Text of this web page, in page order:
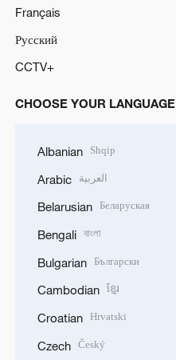
Français
Русский
CCTV+
CHOOSE YOUR LANGUAGE
Albanian Shqip
Arabic العربية
Belarusian Беларуская
Bengali বাংলা
Bulgarian Български
Cambodian ខ្មែរ
Croatian Hrvatski
Czech Český